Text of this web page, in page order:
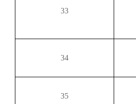
33
34
35